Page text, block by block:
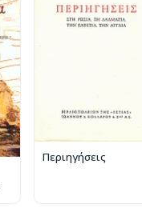
Περιηγήσεις